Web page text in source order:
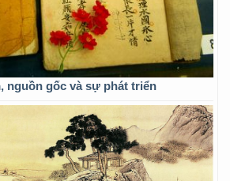
nguồn gốc và sự phát triển